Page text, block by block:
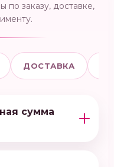
по заказу, доставке,
ДОСТАВКА
сумма